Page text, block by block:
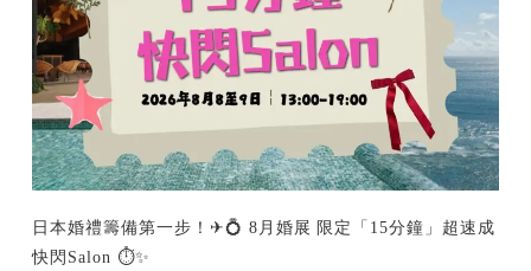
日本婚禮籌備第一步！✈💍 8月婚展 限定「15分鐘」超速成
快閃Salon ⏱️✨